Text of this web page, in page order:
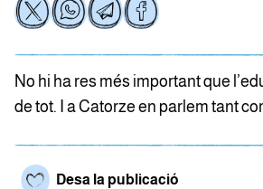
No hi ha res més important que
de tot. I a Catorze en parlem tant
Desa la publicació